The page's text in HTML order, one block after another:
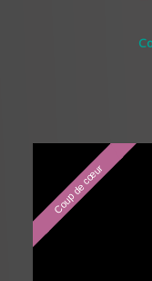
Coup de cœur